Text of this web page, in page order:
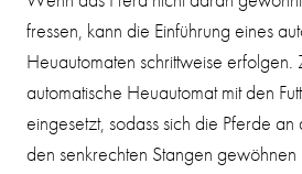
fressen, kann die Einführung eines
Heuautomaten schrittweise erfolgen.
automatische Heuautomat mit den
eingesetzt, sodass sich die Pferde an
den senkrechten Stangen gewöhnen